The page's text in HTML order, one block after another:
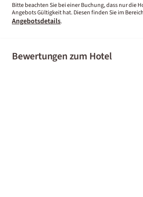
Bitte beachten Sie bei einer Buchung, dass nur die
Angebots Gültigkeit hat. Diesen finden Sie im
Angebotsdetails.
Bewertungen zum Hotel